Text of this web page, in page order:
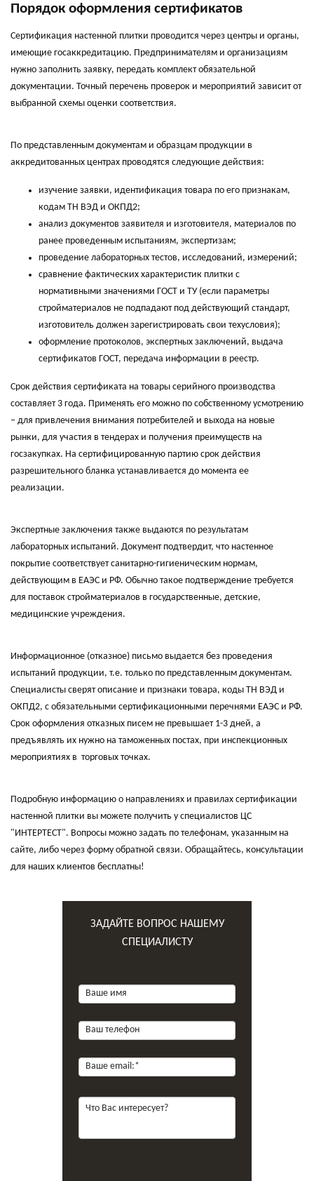
Порядок оформления сертификатов
Сертификация настенной плитки проводится через центры и органы,
имеющие госаккредитацию. Предпринимателям и организациям
нужно заполнить заявку, передать комплект обязательной
документации. Точный перечень проверок и мероприятий зависит от
выбранной схемы оценки соответствия.
По представленным документам и образцам продукции в
аккредитованных центрах проводятся следующие действия:
изучение заявки, идентификация товара по его признакам,
кодам ТН ВЭД и ОКПД2;
анализ документов заявителя и изготовителя, материалов по
ранее проведенным испытаниям, экспертизам;
проведение лабораторных тестов, исследований, измерений;
сравнение фактических характеристик плитки с
нормативными значениями ГОСТ и ТУ (если параметры
стройматериалов не подпадают под действующий стандарт,
изготовитель должен зарегистрировать свои техусловия);
оформление протоколов, экспертных заключений, выдача
сертификатов ГОСТ, передача информации в реестр.
Срок действия сертификата на товары серийного производства
составляет 3 года. Применять его можно по собственному усмотрению
– для привлечения внимания потребителей и выхода на новые
рынки, для участия в тендерах и получения преимуществ на
госзакупках. На сертифицированную партию срок действия
разрешительного бланка устанавливается до момента ее
реализации.
Экспертные заключения также выдаются по результатам
лабораторных испытаний. Документ подтвердит, что настенное
покрытие соответствует санитарно-гигиеническим нормам,
действующим в ЕАЭС и РФ. Обычно такое подтверждение требуется
для поставок стройматериалов в государственные, детские,
медицинские учреждения.
Информационное (отказное) письмо выдается без проведения
испытаний продукции, т.е. только по представленным документам.
Специалисты сверят описание и признаки товара, коды ТН ВЭД и
ОКПД2, с обязательными сертификационными перечнями ЕАЭС и РФ.
Срок оформления отказных писем не превышает 1-3 дней, а
предъявлять их нужно на таможенных постах, при инспекционных
мероприятиях в торговых точках.
Подробную информацию о направлениях и правилах сертификации
настенной плитки вы можете получить у специалистов ЦС
"ИНТЕРТЕСТ". Вопросы можно задать по телефонам, указанным на
сайте, либо через форму обратной связи. Обращайтесь, консультации
для наших клиентов бесплатны!
ЗАДАЙТЕ ВОПРОС НАШЕМУ
СПЕЦИАЛИСТУ